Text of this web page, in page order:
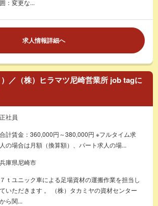
囲：変更な...
求人情報詳細へ
／（株）ヒラマツ尼崎営業所 job tagに
正社員
合計賃金：360,000円～380,000円 ※フルタイム求
人の場合は月額（換算額）、パート求人の場...
兵庫県尼崎市
７ｔユニック車による足場資材の運搬作業を担当し
ていただきます 。 （株）タカミヤの資材センター
から関...